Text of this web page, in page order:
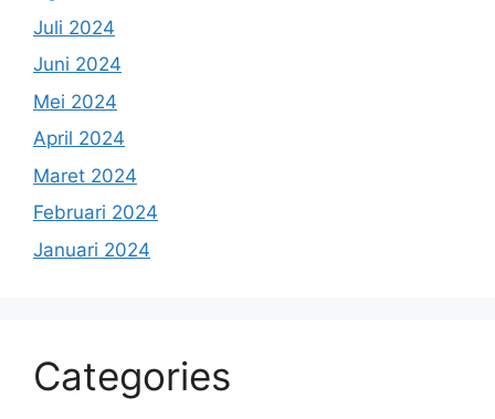
Juli 2024
Juni 2024
Mei 2024
April 2024
Maret 2024
Februari 2024
Januari 2024
Categories